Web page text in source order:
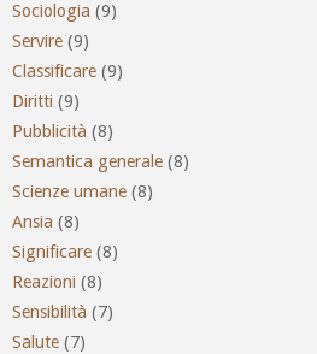
Sociologia (9)
Servire (9)
Classificare (9)
Diritti (9)
Pubblicità (8)
Semantica generale (8)
Scienze umane (8)
Ansia (8)
Significare (8)
Reazioni (8)
Sensibilità (7)
Salute (7)